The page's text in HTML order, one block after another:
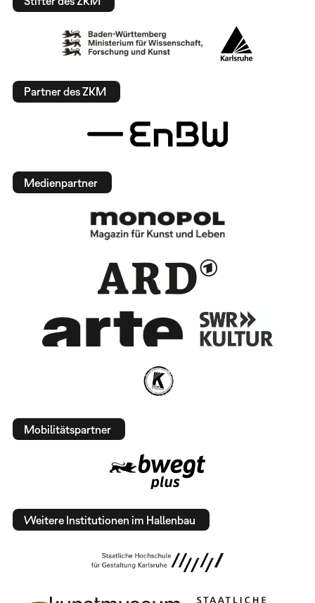
Partner des ZKM
Medienpartner
Mobilitätspartner
Weitere Institutionen im Hallenbau